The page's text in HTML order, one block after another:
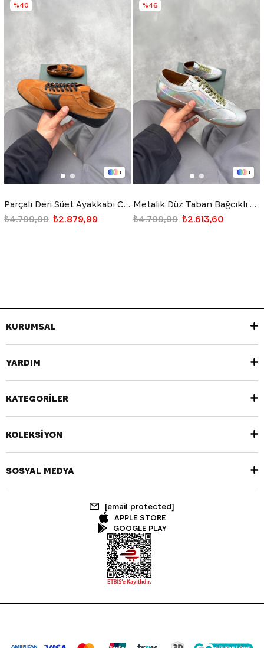
1
Parçalı Deri Süet Ayakkabı Camel
₺2.879,99
₺4.799,99
%40
1
Metalik Düz Taban Bağcıklı Ayakkabı Gümüş
₺2.613,60
₺4.799,99
%46
KURUMSAL
YARDIM
KATEGORİLER
KOLEKSİYON
SOSYAL MEDYA
[email protected]
APPLE STORE
GOOGLE PLAY